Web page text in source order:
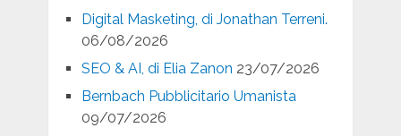
Digital Masketing, di Jonathan Terreni.
06/08/2026
SEO & AI, di Elia Zanon 23/07/2026
Bernbach Pubblicitario Umanista
09/07/2026